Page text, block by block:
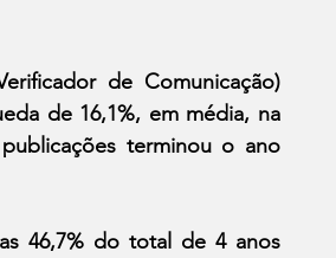
de Comunicação)
de 16,1%, em média, na
terminou o ano
46,7% do total de 4 anos